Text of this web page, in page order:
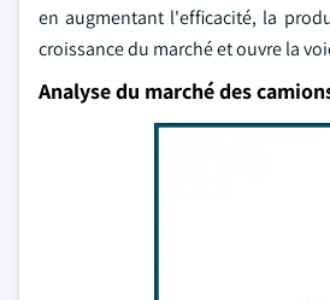
en augmentant l'efficacité, la
croissance du marché et ouvre la
Analyse du marché des